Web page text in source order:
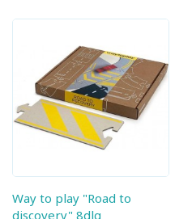
Way to play "Road to
discovery" 8dlg